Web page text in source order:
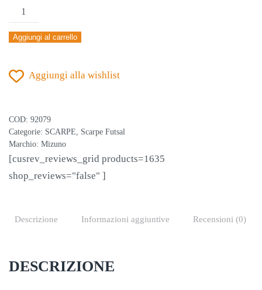
MIZUNO
MORELIA
SALA
SCARPA
Aggiungi al carrello
Aggiungi alla wishlist
COD: 92079
Categorie: SCARPE, Scarpe Futsal
Marchio: Mizuno
[cusrev_reviews_grid products=1635
shop_reviews="false" ]
Descrizione Informazioni aggiuntive Recensioni (0)
DESCRIZIONE